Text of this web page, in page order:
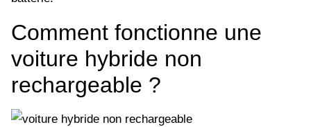
Comment fonctionne une
voiture hybride non
rechargeable ?